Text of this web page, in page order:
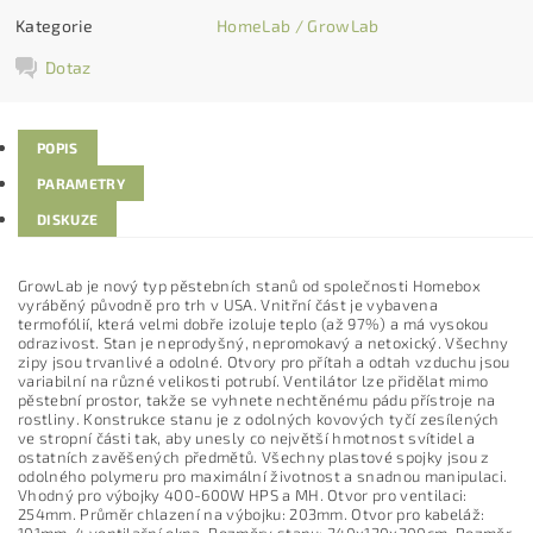
Kategorie HomeLab / GrowLab
Dotaz
POPIS
PARAMETRY
DISKUZE
GrowLab je nový typ pěstebních stanů od společnosti Homebox
vyráběný původně pro trh v USA. Vnitřní část je vybavena
termofólií, která velmi dobře izoluje teplo (až 97%) a má vysokou
odrazivost. Stan je neprodyšný, nepromokavý a netoxický. Všechny
zipy jsou trvanlivé a odolné. Otvory pro přítah a odtah vzduchu jsou
variabilní na různé velikosti potrubí. Ventilátor lze přidělat mimo
pěstební prostor, takže se vyhnete nechtěnému pádu přístroje na
rostliny. Konstrukce stanu je z odolných kovových tyčí zesílených
ve stropní části tak, aby unesly co největší hmotnost svítidel a
ostatních zavěšených předmětů. Všechny plastové spojky jsou z
odolného polymeru pro maximální životnost a snadnou manipulaci.
Vhodný pro výbojky 400-600W HPS a MH. Otvor pro ventilaci:
254mm. Průměr chlazení na výbojku: 203mm. Otvor pro kabeláž: